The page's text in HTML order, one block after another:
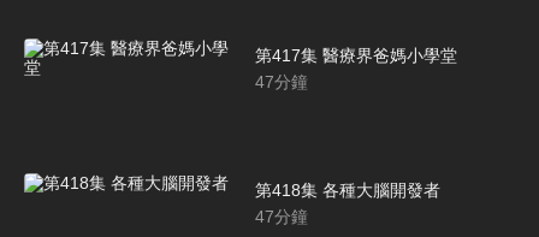
第417集 醫療界爸媽小學堂
47分鐘
第418集 各種大腦開發者
47分鐘